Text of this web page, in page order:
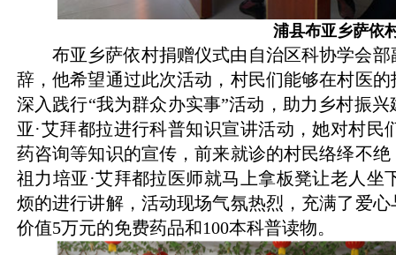
浦县布亚乡萨依
布亚乡萨依村捐赠仪式由自治区科协学会
辞，他希望通过此次活动，村民们能够在村医
深入践行“我为群众办实事”活动，助力乡村振
亚·艾拜都拉进行科普知识宣讲活动，她对村
药咨询等知识的宣传，前来就诊的村民络绎不
祖力培亚·艾拜都拉医师就马上拿板凳让老人
烦的进行讲解，活动现场气氛热烈，充满了爱
价值5万元的免费药品和100本科普读物。